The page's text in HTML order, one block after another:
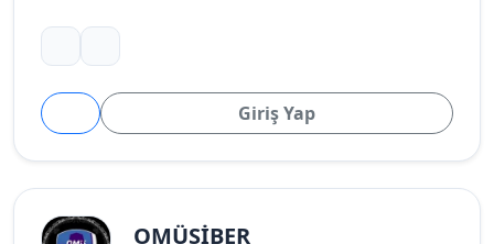
Giriş Yap
OMÜSİBER